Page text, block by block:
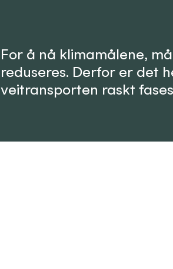
For å nå klimamålene,
reduseres. Derfor er det
veitransporten raskt